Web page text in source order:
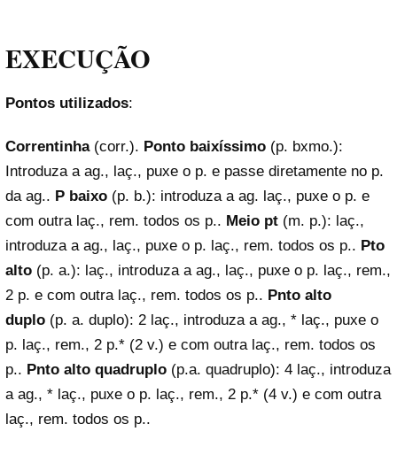
EXECUÇÃO
Pontos utilizados:
Correntinha(corr.). Ponto baixíssimo (p. bxmo.):
Introduza a ag., laç., puxe o p. e passe diretamente no p.
da ag.. P baixo (p. b.): introduza a ag. laç., puxe o p. e
com outra laç., rem. todos os p.. Meio pt (m. p.): laç.,
introduza a ag., laç., puxe o p. laç., rem. todos os p.. Pto
alto (p. a.): laç., introduza a ag., laç., puxe o p. laç., rem.,
2 p. e com outra laç., rem. todos os p.. Pnto alto
duplo (p. a. duplo): 2 laç., introduza a ag., * laç., puxe o
p. laç., rem., 2 p.* (2 v.) e com outra laç., rem. todos os
p.. Pnto alto quadruplo (p.a. quadruplo): 4 laç., introduza
a ag., * laç., puxe o p. laç., rem., 2 p.* (4 v.) e com outra
laç., rem. todos os p..